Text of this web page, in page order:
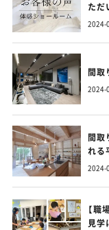
ただ
2024-
間取
2024-
間取
れる
2024-
【職
見学